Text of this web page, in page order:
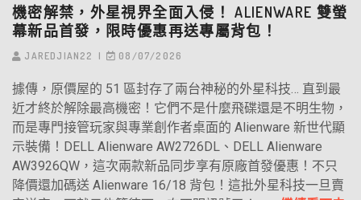
機密解禁，外星視界全面入侵！ ALIENWARE 雙螢
幕新品首發，限時優惠再送專屬背包！
JAREDJIAN22 08/07/2026
據傳，原價屋的 51 區封存了兩台神秘的外星科技… 直到最
近才終於解除最高機密！它們不是什麼飛碟還是不明生物，
而是專門接管玩家與專業創作者桌面的 Alienware 新世代顯
示裝備！DELL Alienware AW2726DL、DELL Alienware
AW3926QW，這次兩款新品同步享有原廠首發優惠！不只
降價還加碼送 Alienware 16/18 背包！這批外星科技一旦賣